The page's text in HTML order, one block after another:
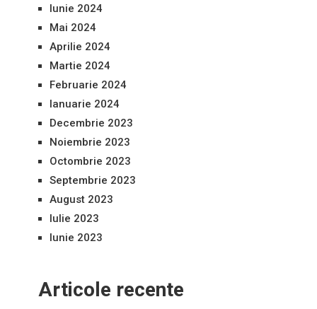
Iunie 2024
Mai 2024
Aprilie 2024
Martie 2024
Februarie 2024
Ianuarie 2024
Decembrie 2023
Noiembrie 2023
Octombrie 2023
Septembrie 2023
August 2023
Iulie 2023
Iunie 2023
Articole recente